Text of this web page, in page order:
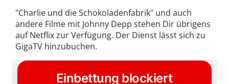
"Charlie und die Schokoladenfabrik" und auch
andere Filme mit Johnny Depp stehen Dir übrigens
auf Netflix zur Verfügung. Der Dienst lässt sich zu
GigaTV hinzubuchen.